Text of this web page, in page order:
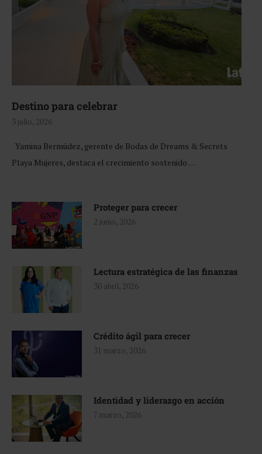
Destino para celebrar
3 julio, 2026
Yamina Bermúdez, gerente de Bodas de Dreams & Secrets
Playa Mujeres, destaca el crecimiento sostenido …
Proteger para crecer
2 junio, 2026
Lectura estratégica de las finanzas
30 abril, 2026
Crédito ágil para crecer
31 marzo, 2026
Identidad y liderazgo en acción
7 marzo, 2026